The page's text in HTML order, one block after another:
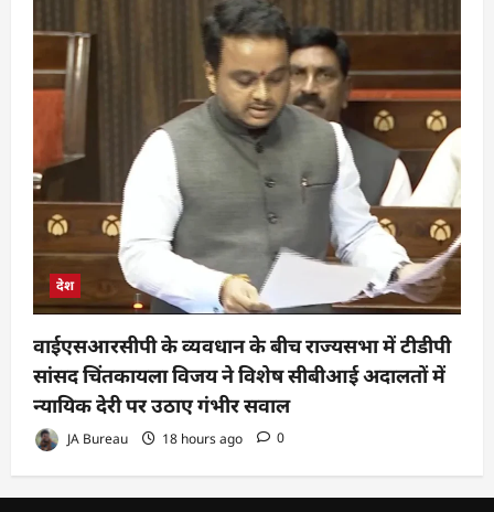
देश
वाईएसआरसीपी के व्यवधान के बीच राज्यसभा में टीडीपी
सांसद चिंतकायला विजय ने विशेष सीबीआई अदालतों में
न्यायिक देरी पर उठाए गंभीर सवाल
JA Bureau 18 hours ago 0